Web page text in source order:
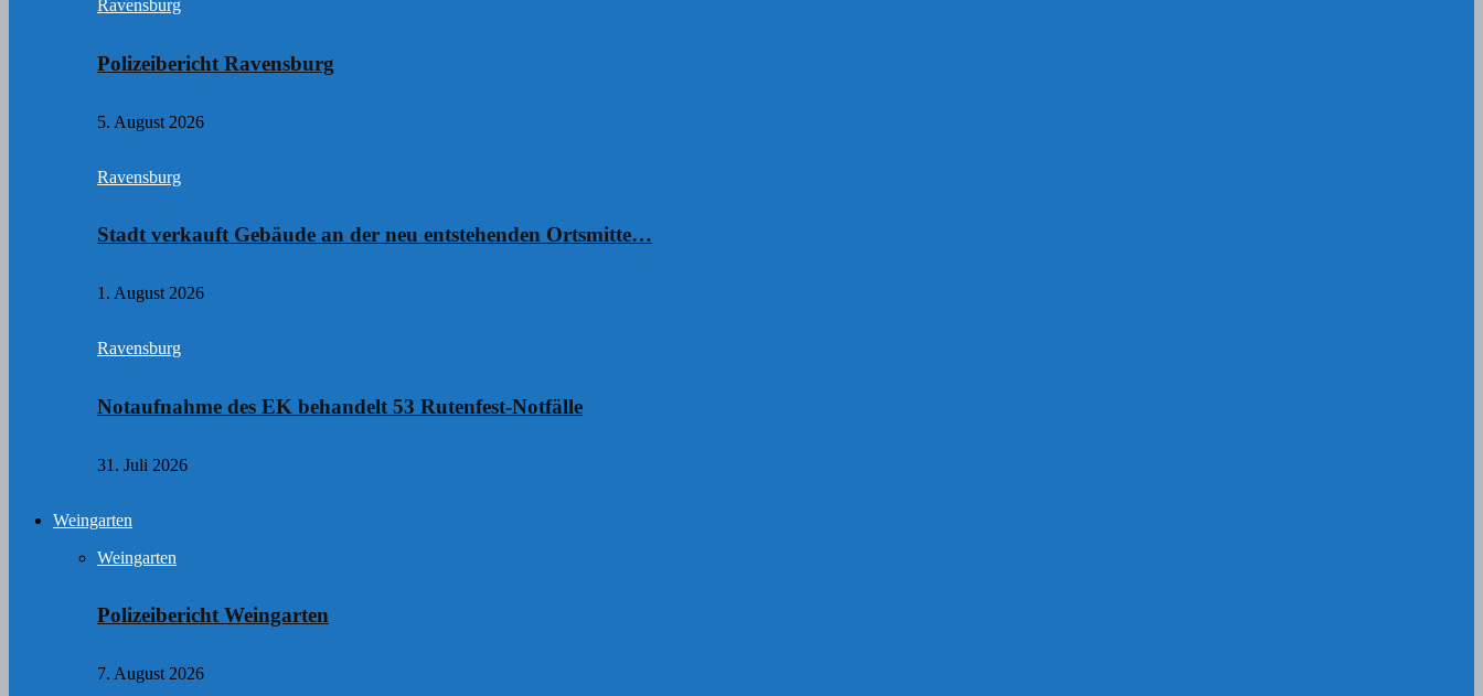
Ravensburg
Polizeibericht Ravensburg
5. August 2026
Ravensburg
Stadt verkauft Gebäude an der neu entstehenden Ortsmitte…
1. August 2026
Ravensburg
Notaufnahme des EK behandelt 53 Rutenfest-Notfälle
31. Juli 2026
Weingarten
Weingarten
Polizeibericht Weingarten
7. August 2026